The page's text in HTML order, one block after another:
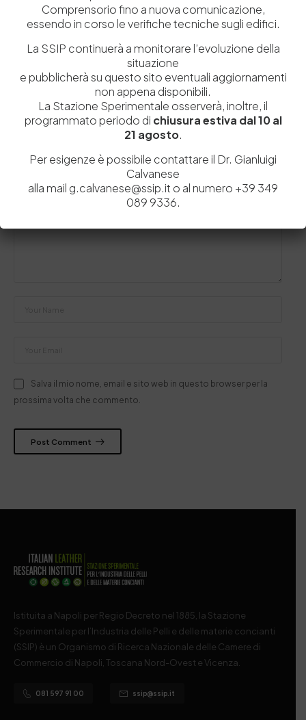
Lascia un commento
Il tuo indirizzo email non sarà pubblicato. I campi obbligatori sono
contrassegnati
Salva il mio nome, email e sito web in questo browser per la
prossima volta che commento.
Post Comment
Istituita a Napoli per Regio Decreto nel 1885, la Stazione
Sperimentale per l’Industria delle Pelli e delle materie concianti
(SSIP) è un Organismo di Ricerca Nazionale delle Camere di
Commercio di Napoli, Toscana Nord-Ovest e Vicenza.
081 597 91 00 ssip@ssip.it
Comprensorio fino a nuova comunicazione,
essendo in corso le verifiche tecniche sugli edifici.
La SSIP continuerà a monitorare l’evoluzione della
situazione
e pubblicherà su questo sito eventuali aggiornamenti
non appena disponibili.
La Stazione Sperimentale osserverà, inoltre, il
programmato periodo di chiusura estiva dal 10 al
21 agosto.
Per esigenze è possibile contattare il Dr. Gianluigi
Calvanese
alla mail g.calvanese@ssip.it o al numero +39 349
089 9336.